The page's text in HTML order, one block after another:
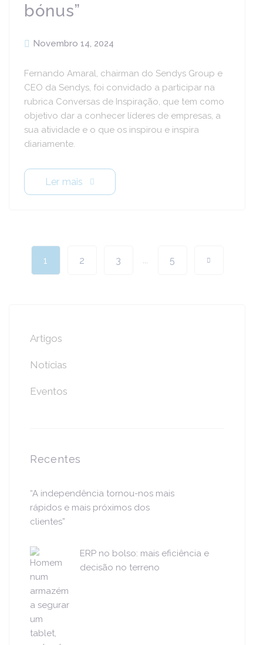
bónus”
Novembro 14, 2024
Fernando Amaral, chairman do Sendys Group e
CEO da Sendys, foi convidado a participar na
rubrica Conversas de Inspiração, que tem como
objetivo dar a conhecer líderes de empresas, a
sua atividade e o que os inspirou e inspira
diariamente.
Ler mais
1 2 3 ... 5
Artigos
Notícias
Eventos
Recentes
“A independência tornou-nos mais
rápidos e mais próximos dos
clientes”
ERP no bolso: mais eficiência e
decisão no terreno